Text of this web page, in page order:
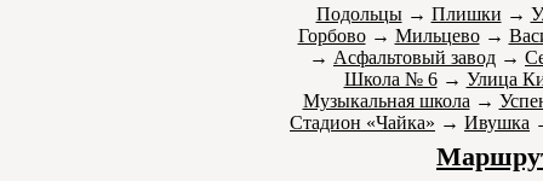
Подольцы→ Плишки →
Горбово→ Мильцево→
→ Асфальтовый завод →
Школа № 6→ Улица
Музыкальная школа →
Стадион «Чайка» → Ивушка